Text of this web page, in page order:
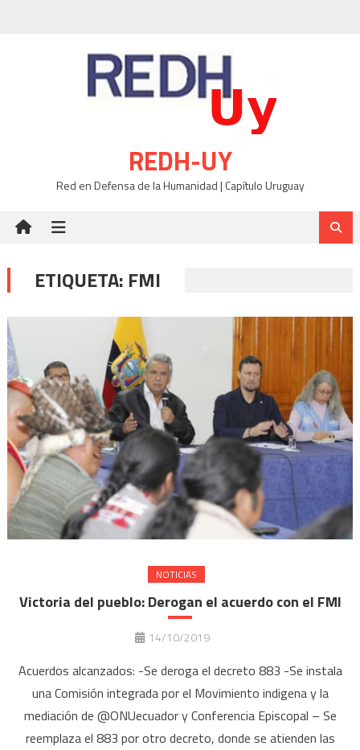
REDH-UY
Red en Defensa de la Humanidad | Capítulo Uruguay
ETIQUETA: FMI
NOTICIAS
Victoria del pueblo: Derogan el acuerdo con el FMI
14/10/2019
Acuerdos alcanzados: -Se deroga el decreto 883 -Se instala
una Comisión integrada por el Movimiento indigena y la
mediación de @ONUecuador y Conferencia Episcopal – Se
reemplaza el 883 por otro decreto, donde se atienden las